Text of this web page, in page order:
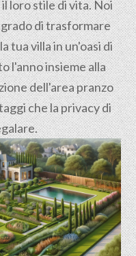
loro stile di vita. Noi
di trasformare
tua villa in un'oasi di
l'anno insieme alla
dell'area pranzo
che la privacy di